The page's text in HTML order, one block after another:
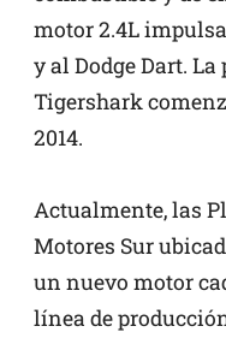
motor 2.4L
y al Dodge Dart.
Tigershark
2014.
Actualmente, las
Motores Sur
un nuevo motor
línea de